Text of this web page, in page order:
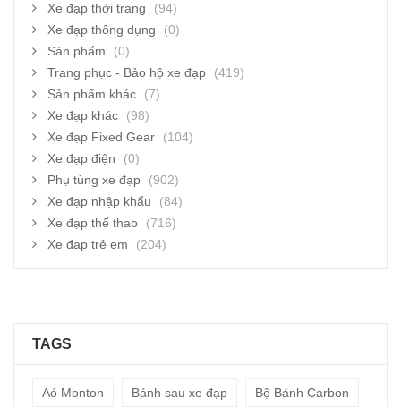
Xe đạp thời trang
(94)
Xe đạp thông dụng
(0)
Sản phẩm
(0)
Trang phục - Bảo hộ xe đạp
(419)
Sản phẩm khác
(7)
Xe đạp khác
(98)
Xe đạp Fixed Gear
(104)
Xe đạp điện
(0)
Phụ tùng xe đạp
(902)
Xe đạp nhập khẩu
(84)
Xe đạp thể thao
(716)
Xe đạp trẻ em
(204)
TAGS
Aó Monton Bánh sau xe đạp Bộ Bánh Carbon